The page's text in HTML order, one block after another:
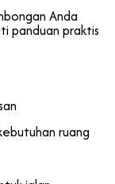
Anda
panduan praktis
ruang